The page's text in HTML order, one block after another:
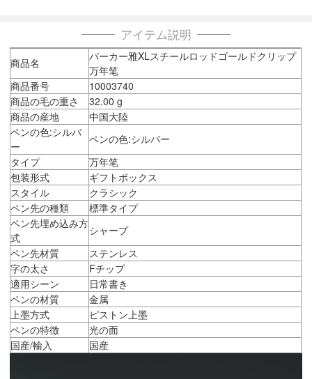
アイテム説明
商品名
パーカー雅XLスチールロッドゴールドクリップ
万年笔
商品番号
10003740
商品の毛の重さ
32.00 g
商品の産地
中国大陸
ペンの色:シルバ
ー
ペンの色:シルバー
タイプ
万年笔
包装形式
ギフトボックス
スタイル
クラシック
ペン先の種類
標準タイプ
ペン先埋め込み方
式
シャープ
ペン先材質
ステンレス
字の太さ
Fチップ
適用シーン
日常書き
ペンの材質
金属
上墨方式
ピストン上墨
ペンの特徴
光の面
国産/輸入
国産